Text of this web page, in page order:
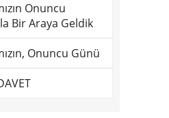
Onuncu
Bir Araya Geldik
Onuncu Günü